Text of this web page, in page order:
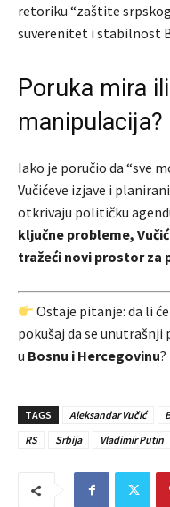
retoriku “zaštite
suverenitet i stabilnost
Poruka mira
manipulacija?
Iako je poručio da “sve
Vučićeve izjave i
otkrivaju političku
ključne probleme,
tražeći novi prostor za
Ostaje pitanje: da li
pokušaj da se
u Bosnu i Hercegovinu?
TAGS Aleksandar Vučić
RS
Srbija Vladimir Putin